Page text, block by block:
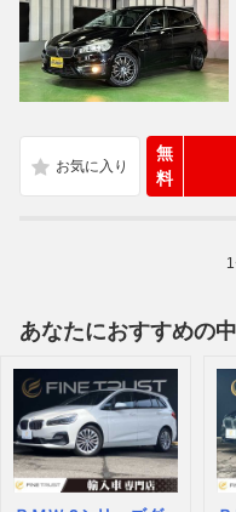
無
料
1
あなたにおすすめの